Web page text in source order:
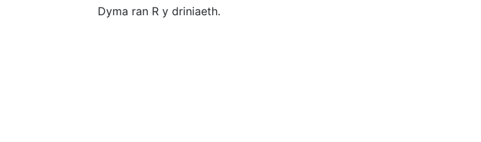
Dyma ran R y driniaeth.